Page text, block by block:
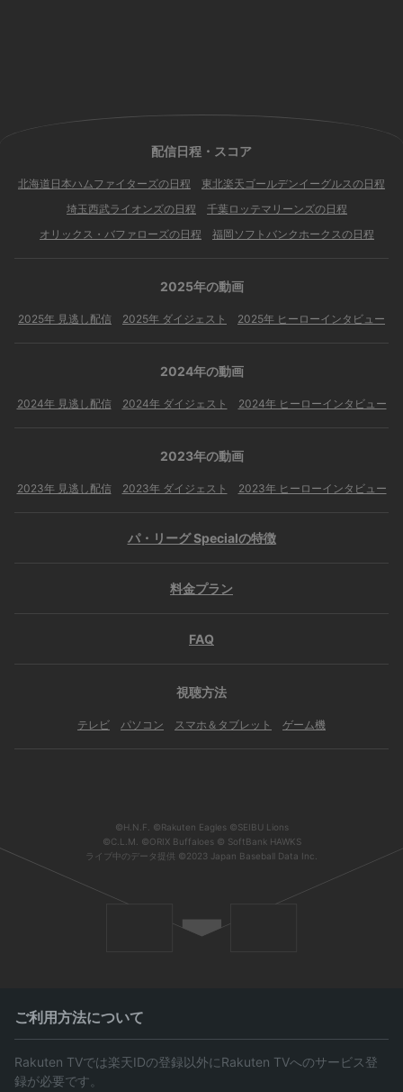
配信日程・スコア
北海道日本ハムファイターズの日程
東北楽天ゴールデンイーグルスの日程
埼玉西武ライオンズの日程
千葉ロッテマリーンズの日程
オリックス・バファローズの日程
福岡ソフトバンクホークスの日程
2025年の動画
2025年 見逃し配信 2025年 ダイジェスト 2025年 ヒーローインタビュー
2024年の動画
2024年 見逃し配信 2024年 ダイジェスト 2024年 ヒーローインタビュー
2023年の動画
2023年 見逃し配信 2023年 ダイジェスト 2023年 ヒーローインタビュー
パ・リーグ Specialの特徴
料金プラン
FAQ
視聴方法
テレビ パソコン スマホ＆タブレット ゲーム機
©H.N.F. ©Rakuten Eagles ©SEIBU Lions
©C.L.M. ©ORIX Buffaloes © SoftBank HAWKS
ライブ中のデータ提供 ©2023 Japan Baseball Data Inc.
ご利用方法について
Rakuten TVでは楽天IDの登録以外にRakuten TVへのサービス登
録が必要です。